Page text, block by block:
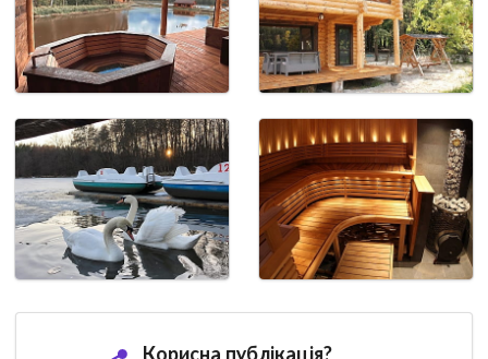
Корисна публікація?